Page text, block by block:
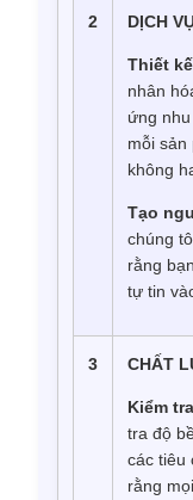
2 DỊCH
Thiết
nhân
ứng
mỗi sản
không
Tạo
chúng
rằng
tự tin
3 CHẤT
Kiểm
tra độ
các tiêu
rằng